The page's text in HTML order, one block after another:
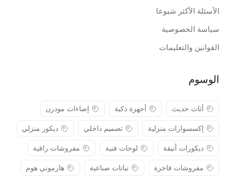
الأسئلة الأكثر شيوعا
سياسة الخصوصية
القوانين والتعليمات
الوسوم
أثاث حديث أجهزة ذكية
إضاءات مودرن
إكسسوارات منزلية
تصميم داخلي
ديكور منزلي
ديكورات أنيقة
لوحات فنية
مفروشات راقية
مفروشات فاخرة
نباتات صناعية هارموني هوم